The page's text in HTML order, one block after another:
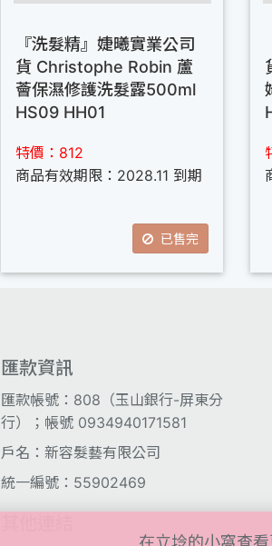
『洗髮精』婕曦實業公司
貨 Christophe Robin 蘆
薈保濕修護洗髮露500ml
HS09 HH01
特價：812
商品有效期限：2028.11 到期
已售完
匯款資訊
匯款帳號：808（玉山銀行-屏東分
行）；帳號 0934940171581
戶名：新容髮藝有限公司
統一編號：55902469
在立坽的小窩查